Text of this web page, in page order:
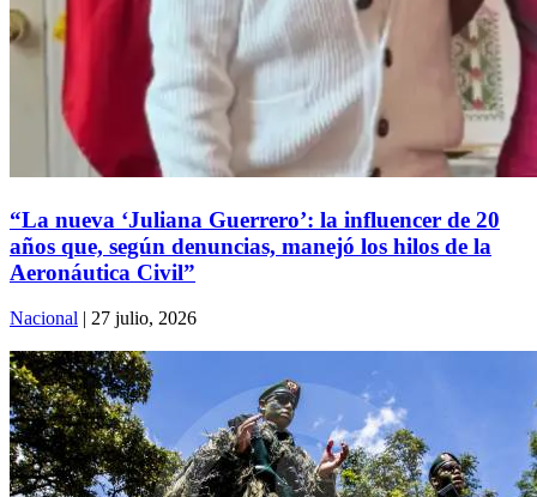
“La nueva ‘Juliana Guerrero’: la influencer de 20
años que, según denuncias, manejó los hilos de la
Aeronáutica Civil”
Nacional | 27 julio, 2026